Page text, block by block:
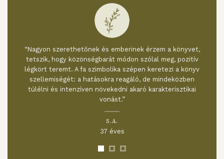
„Szerintem ez egy nagyon jól felépített e-book. Nekem
azért volt különösen hasznos, mert következetesen
kapcsolja össze az elméletet a gyakorlattal. Az érdekes
és változatos feladatok sokat segítettek a traumák és
a kapcsolódó jelenségek mélyebb megértésében –
ráadásul úgy, hogy közben végig biztonságban éreztem
szokássá formálni, így hosszú távon is valódi támaszt
nyújt.”
R.J.